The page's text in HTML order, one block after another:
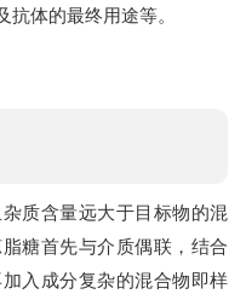
体的最终用途等。
质含量远大于目标物的混
糖首先与介质偶联，结合
入成分复杂的混合物即样